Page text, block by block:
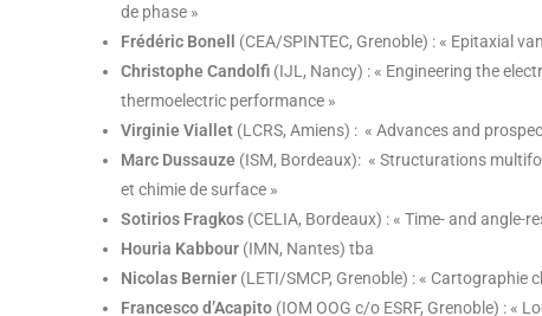
de phase »
Frédéric Bonell (CEA/SPINTEC, Grenoble) : « Epitaxial
Christophe Candolfi (IJL, Nancy) : « Engineering the
thermoelectric performance »
Virginie Viallet (LCRS, Amiens) : « Advances and
Marc Dussauze (ISM, Bordeaux): « Structurations
et chimie de surface »
Sotirios Fragkos (CELIA, Bordeaux) : « Time- and
Houria Kabbour (IMN, Nantes) tba
Nicolas Bernier (LETI/SMCP, Grenoble) : « Cartographie
Francesco d’Acapito (IOM OOG c/o ESRF, Grenoble) : «